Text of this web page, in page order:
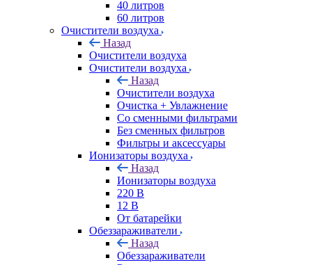
40 литров
60 литров
Очистители воздуха
Назад
Очистители воздуха
Очистители воздуха
Назад
Очистители воздуха
Очистка + Увлажнение
Cо сменными фильтрами
Без сменных фильтров
Фильтры и аксессуары
Ионизаторы воздуха
Назад
Ионизаторы воздуха
220 В
12 В
От батарейки
Обеззараживатели
Назад
Обеззараживатели